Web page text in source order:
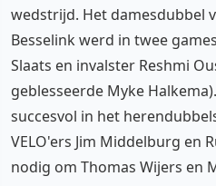
wedstrijd. Het damesdubbel
Besselink werd in twee
Slaats en invalster Reshmi
geblesseerde Myke
succesvol in het
VELO'ers Jim Middelburg en
nodig om Thomas Wijers en